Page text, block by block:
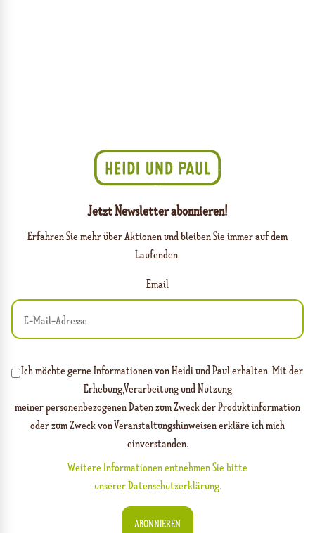
Jetzt Newsletter abonnieren!
Erfahren Sie mehr über Aktionen und bleiben Sie immer auf dem
Laufenden.
Email
Ich möchte gerne Informationen von Heidi und Paul erhalten. Mit der
Erhebung,Verarbeitung und Nutzung
meiner personenbezogenen Daten zum Zweck der Produktinformation
oder zum Zweck von Veranstaltungshinweisen erkläre ich mich
einverstanden.
Weitere Informationen entnehmen Sie bitte
unserer Datenschutzerklärung.
ABONNIEREN